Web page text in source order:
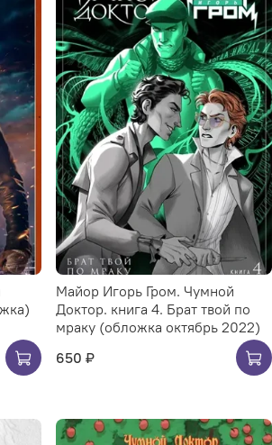
Майор Игорь Гром. Чумной
Доктор. книга 4. Брат твой по
мраку (обложка октябрь 2022)
650 ₽